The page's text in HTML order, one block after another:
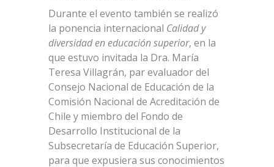
Durante el evento también se realizó
la ponencia internacional Calidad y
diversidad en educación superior, en la
que estuvo invitada la Dra. María
Teresa Villagrán, par evaluador del
Consejo Nacional de Educación de la
Comisión Nacional de Acreditación de
Chile y miembro del Fondo de
Desarrollo Institucional de la
Subsecretaría de Educación Superior,
para que expusiera sus conocimientos